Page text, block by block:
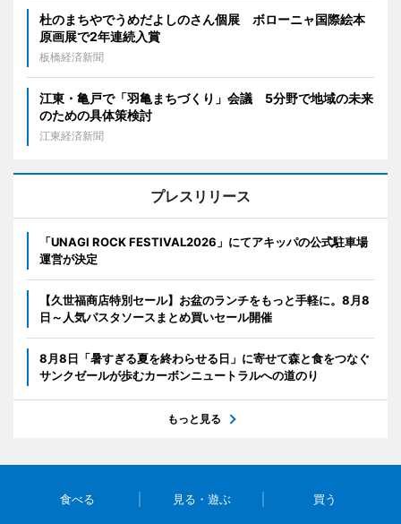
杜のまちやでうめだよしのさん個展 ボローニャ国際絵本
原画展で2年連続入賞
板橋経済新聞
江東・亀戸で「羽亀まちづくり」会議 5分野で地域の未来
のための具体策検討
江東経済新聞
プレスリリース
「UNAGI ROCK FESTIVAL2026」にてアキッパの公式駐車場
運営が決定
【久世福商店特別セール】お盆のランチをもっと手軽に。8月8
日～人気パスタソースまとめ買いセール開催
8月8日「暑すぎる夏を終わらせる日」に寄せて森と食をつなぐ
サンクゼールが歩むカーボンニュートラルへの道のり
もっと見る
食べる 見る・遊ぶ 買う